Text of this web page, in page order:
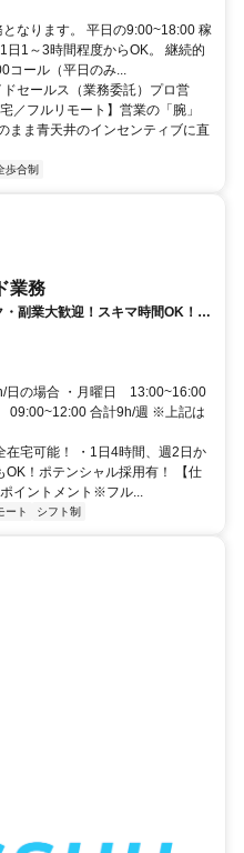
なります。 平日の9:00~18:00 稼
日1～3時間程度からOK。 継続的
コール（平日のみ...
セールス（業務委託）プロ営
／フルリモート】営業の「腕」
まま青天井のインセンティブに直
歩合制
業務
副業大歓迎！スキマ時間OK！
日の場合 ・月曜日 13:00~16:00
合計9h/週 ※上記は
在宅可能！ ・1日4時間、週2日か
OK！ポテンシャル採用有！ 【仕
イントメント※フル...
ート シフト制